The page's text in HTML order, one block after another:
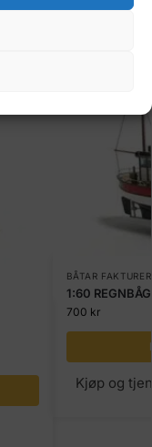
BÅTAR
1:60
700 kr
Kjøp og